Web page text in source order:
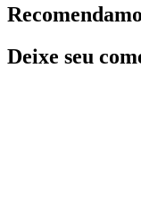
Deixe seu